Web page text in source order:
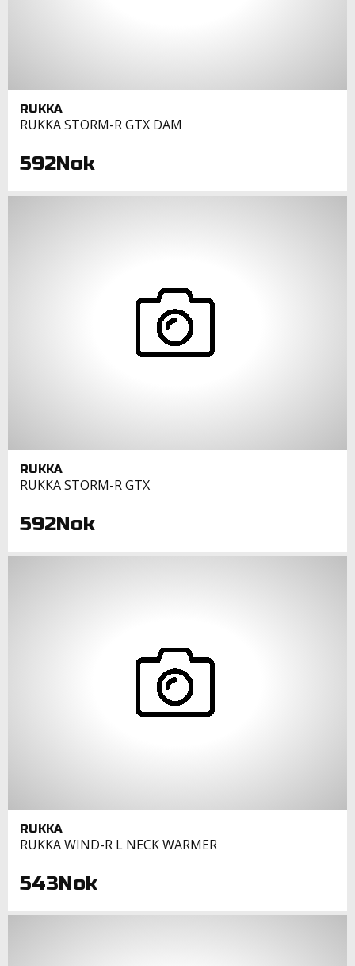
RUKKA
RUKKA STORM-R GTX DAM
592Nok
RUKKA
RUKKA STORM-R GTX
592Nok
RUKKA
RUKKA WIND-R L NECK WARMER
543Nok